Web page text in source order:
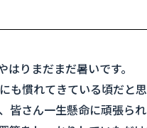
りまだまだ暑いです。
慣れてきている頃だと思
さん一生懸命に頑張られ